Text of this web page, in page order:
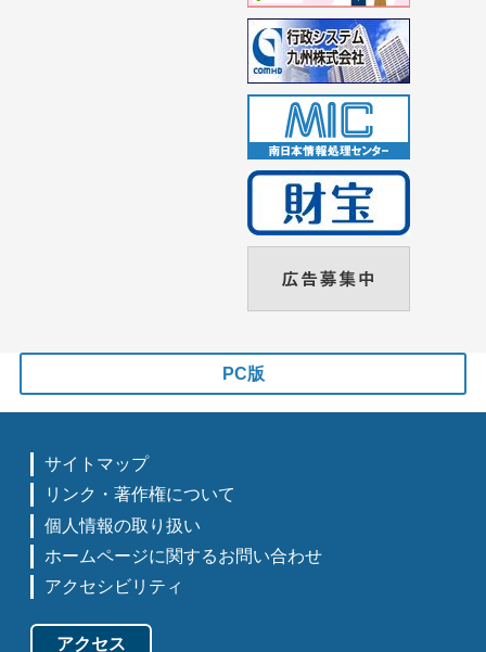
PC版
サイトマップ
リンク・著作権について
個人情報の取り扱い
ホームページに関するお問い合わせ
アクセシビリティ
アクセス